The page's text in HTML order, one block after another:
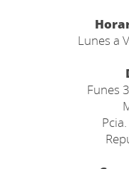
Lunes a
Funes